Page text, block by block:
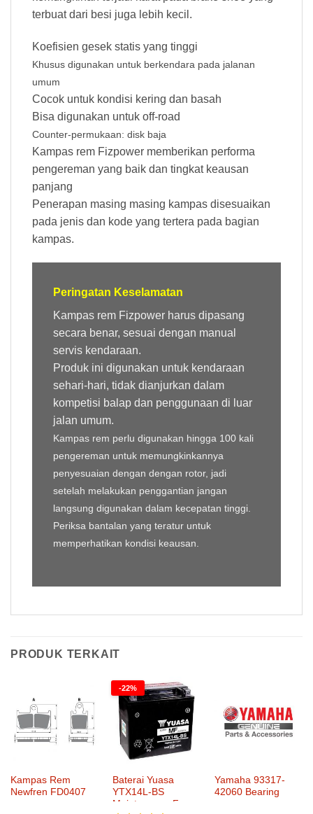
terbuat dari besi juga lebih kecil.
Koefisien gesek statis yang tinggi
Khusus digunakan untuk berkendara pada jalanan
umum
Cocok untuk kondisi kering dan basah
Bisa digunakan untuk off-road
Counter-permukaan: disk baja
Kampas rem Fizpower memberikan performa
pengereman yang baik dan tingkat keausan
panjang
Penerapan masing masing kampas disesuaikan
pada jenis dan kode yang tertera pada bagian
kampas.
Peringatan Keselamatan
Kampas rem Fizpower harus dipasang
secara benar, sesuai dengan manual
servis kendaraan.
Produk ini digunakan untuk kendaraan
sehari-hari, tidak dianjurkan dalam
kompetisi balap dan penggunaan di luar
jalan umum.
Kampas rem perlu digunakan hingga 100 kali
pengereman untuk memungkinkannya
penyesuaian dengan dengan rotor, jadi
setelah melakukan penggantian jangan
langsung digunakan dalam kecepatan tinggi.
Periksa bantalan yang teratur untuk
memperhatikan kondisi keausan.
PRODUK TERKAIT
Kampas Rem
Newfren FD0407
-22%
Baterai Yuasa
YTX14L-BS
Maintenance Free
Yamaha 93317-
42060 Bearing